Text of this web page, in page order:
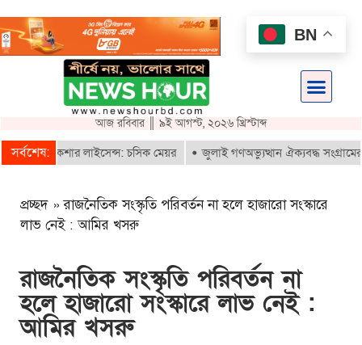
আজ রবিবার ║ ৯ই আগস্ট, ২০২৬ খ্রিস্টাব্দ
সর্বশেষ:
রিকশার লাইসেন্স: চসিক মেয়র জুলাই গণঅভ্যুত্থান ঐক্যবদ্ধ সংগ্রামের এক
প্রচ্ছদ »রাজনৈতিক সংস্কৃতি পরিবর্তন না হলে হাজারো সংস্কারে
লাভ নেই : আমির খসরু
রাজনৈতিক সংস্কৃতি পরিবর্তন না
হলে হাজারো সংস্কারে লাভ নেই :
আমির খসরু
BN